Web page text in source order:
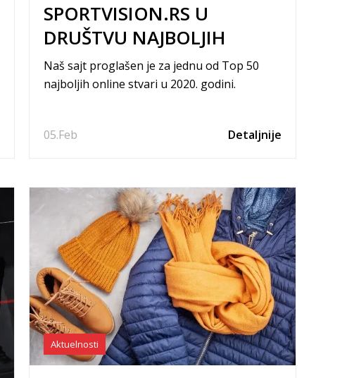
SPORTVISION.RS U
DRUŠTVU NAJBOLJIH
Naš sajt proglašen je za jednu od Top 50
najboljih online stvari u 2020. godini.
05.Feb Detaljnije
Aktuelnosti